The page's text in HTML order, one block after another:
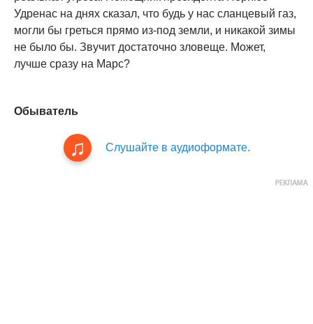
Удренас на днях сказал, что будь у нас сланцевый газ,
могли бы греться прямо из-под земли, и никакой зимы
не было бы. Звучит достаточно зловеще. Может,
лучше сразу на Марс?
Обыватель
Слушайте в аудиоформате.